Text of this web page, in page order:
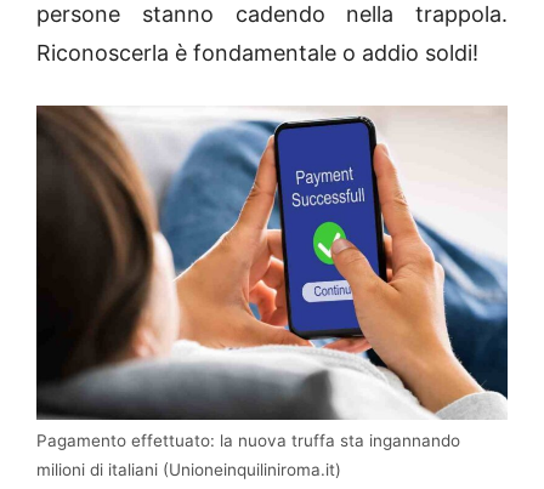
persone stanno cadendo nella trappola.
Riconoscerla è fondamentale o addio soldi!
Pagamento effettuato: la nuova truffa sta ingannando
milioni di italiani (Unioneinquiliniroma.it)